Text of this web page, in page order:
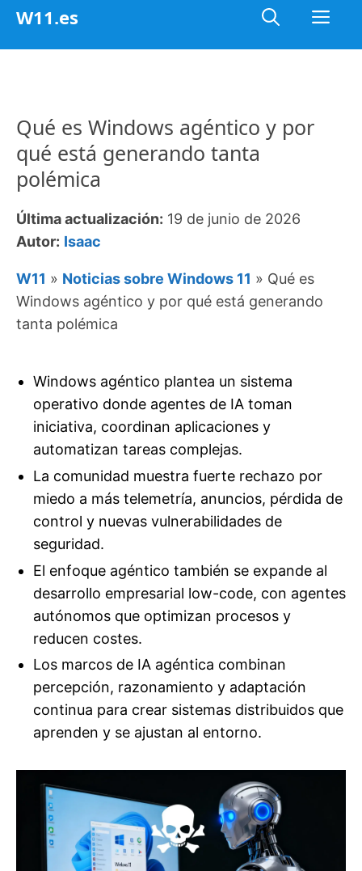
Saltar
W11.es
Qué es Windows agéntico y por
qué está generando tanta
polémica
Última actualización: 19 de junio de 2026
Autor: Isaac
W11 » Noticias sobre Windows 11 » Qué es
Windows agéntico y por qué está generando
tanta polémica
Windows agéntico plantea un sistema
operativo donde agentes de IA toman
iniciativa, coordinan aplicaciones y
automatizan tareas complejas.
La comunidad muestra fuerte rechazo por
miedo a más telemetría, anuncios, pérdida de
control y nuevas vulnerabilidades de
seguridad.
El enfoque agéntico también se expande al
desarrollo empresarial low-code, con agentes
autónomos que optimizan procesos y
reducen costes.
Los marcos de IA agéntica combinan
percepción, razonamiento y adaptación
continua para crear sistemas distribuidos que
aprenden y se ajustan al entorno.